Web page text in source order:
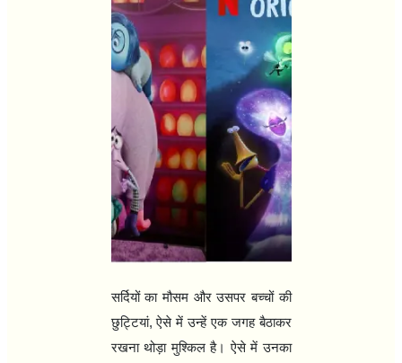
सर्दियों का मौसम और उसपर बच्‍चों की
छुट्टियां, ऐसे में उन्‍हें एक जगह बैठाकर
रखना थोड़ा मुश्किल है। ऐसे में उनका